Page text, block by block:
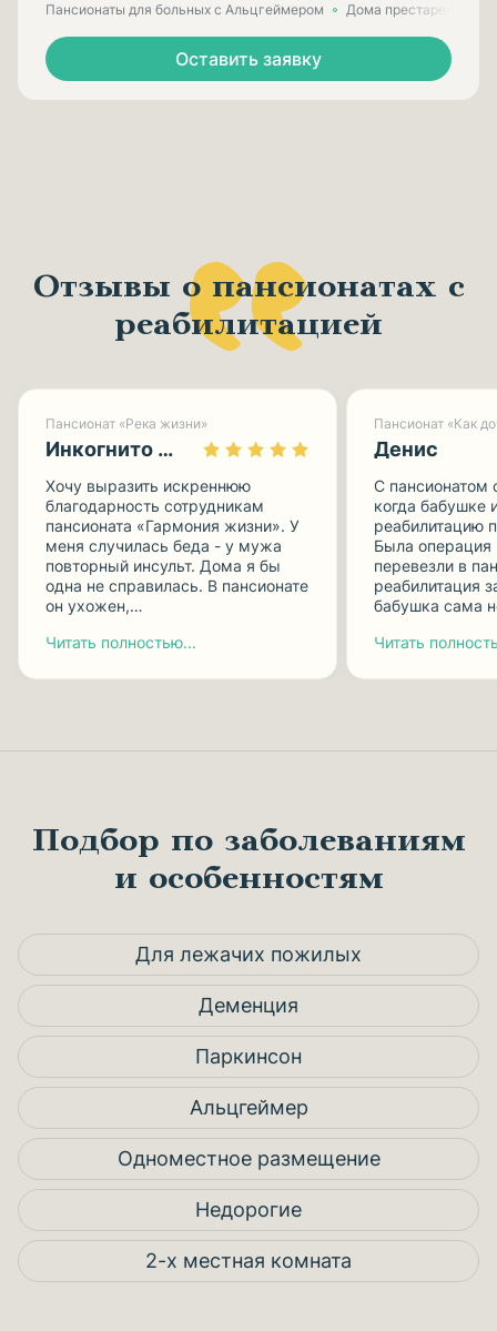
Пансионаты для больных с Альцгеймером Дома престарелых
Оставить заявку
Отзывы о пансионатах с
реабилитацией
Пансионат «Река жизни»
Инкогнито 0113
Хочу выразить искреннюю
благодарность сотрудникам
пансионата «Гармония жизни». У
меня случилась беда - у мужа
повторный инсульт. Дома я бы
одна не справилась. В пансионате
он ухожен,…
Читать полностью...
Пансионат «Как
Денис
С пансионатом
когда бабушке
реабилитацию
Была операция
перевезли в
реабилитация
бабушка сама
Читать
Подбор по заболеваниям
и особенностям
Для лежачих пожилых
Деменция
Паркинсон
Альцгеймер
Одноместное размещение
Недорогие
2-х местная комната